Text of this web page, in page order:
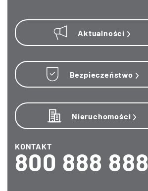
Aktualności
Bezpieczeństwo
Nieruchomości
KONTAKT
800 888 888